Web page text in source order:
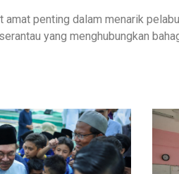
amat penting dalam menarik
yang menghubungkan